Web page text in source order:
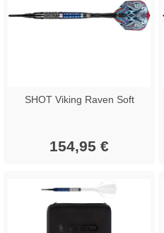
SHOT Viking Raven Soft
154,95 €